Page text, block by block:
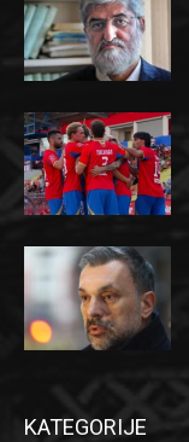
KATEGORIJE